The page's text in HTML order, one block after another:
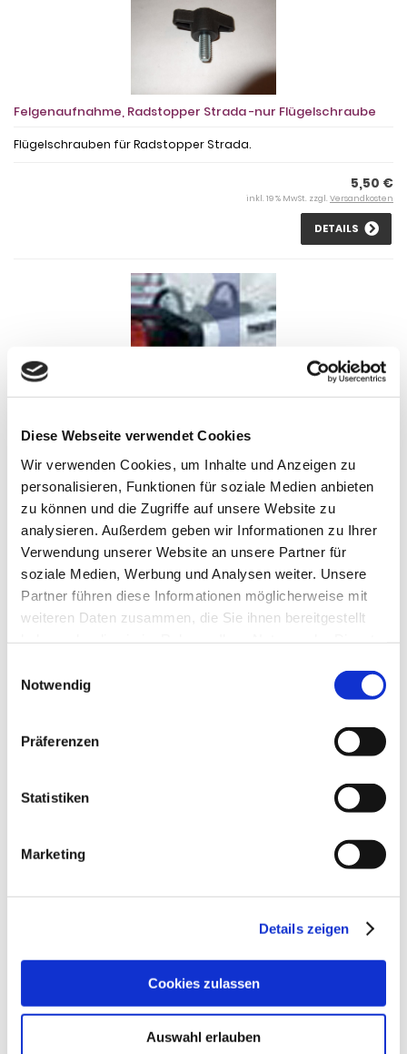
Diese Webseite verwendet Cookies
Wir verwenden Cookies, um Inhalte und Anzeigen zu
personalisieren, Funktionen für soziale Medien anbieten
zu können und die Zugriffe auf unsere Website zu
analysieren. Außerdem geben wir Informationen zu Ihrer
Verwendung unserer Website an unsere Partner für
soziale Medien, Werbung und Analysen weiter. Unsere
Partner führen diese Informationen möglicherweise mit
weiteren Daten zusammen, die Sie ihnen bereitgestellt
Notwendig
Präferenzen
Statistiken
Marketing
Details zeigen
Cookies zulassen
Auswahl erlauben
Felgenaufnahme, Radstopper Strada -nur Flügelschraube
Flügelschrauben für Radstopper Strada.
5,50 €
inkl. 19 % MwSt. zzgl. Versandkosten
DETAILS
Felgenaufnahme, Thule
inkl. 19 % MwSt. zzgl. Versandkosten
Spannriemchen, Felgengurt für den Träger Gringo Bici, Bici OK und
0,69 €
DETAILS
Spannriemchen, Felgengurt 1 Stk., für Fertigung ALUTRANS 2er u.